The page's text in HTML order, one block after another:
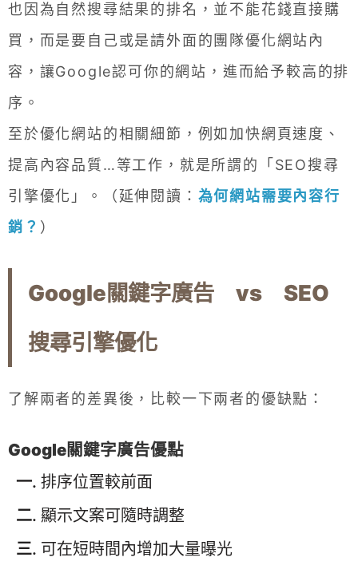
也因為自然搜尋結果的排名，並不能花錢直接購
買，而是要自己或是請外面的團隊優化網站內
容，讓Google認可你的網站，進而給予較高的排
序。
至於優化網站的相關細節，例如加快網頁速度、
提高內容品質…等工作，就是所謂的「SEO搜尋
引擎優化」。（延伸閱讀： 為何網站需要內容行
銷？ ）
Google關鍵字廣告 vs SEO
搜尋引擎優化
了解兩者的差異後，比較一下兩者的優缺點：
Google關鍵字廣告優點
排序位置較前面
顯示文案可隨時調整
可在短時間內增加大量曝光